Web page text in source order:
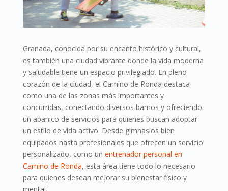
Granada, conocida por su encanto histórico y cultural,
es también una ciudad vibrante donde la vida moderna
y saludable tiene un espacio privilegiado. En pleno
corazón de la ciudad, el Camino de Ronda destaca
como una de las zonas más importantes y
concurridas, conectando diversos barrios y ofreciendo
un abanico de servicios para quienes buscan adoptar
un estilo de vida activo. Desde gimnasios bien
equipados hasta profesionales que ofrecen un servicio
personalizado, como un entrenador personal en
Camino de Ronda, esta área tiene todo lo necesario
para quienes desean mejorar su bienestar físico y
mental.